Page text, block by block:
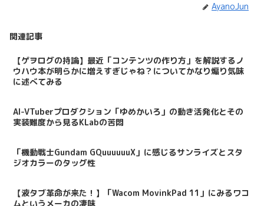
AyanoJun
関連記事
【ゲヲログの持論】最近「コンテンツの作り方」を解説するノ
ウハウ本が明らかに増えすぎじゃね？についてかなり煽り気味
に述べてみる
AI-VTuberプロダクション「ゆめかいろ」の動き活発化とその
実装難度から見るKLabの苦悶
「機動戦士Gundam GQuuuuuuX」に感じるサンライズとスタ
ジオカラーのタッグ性
【液タブ革命が来た！】「Wacom MovinkPad 11」にみるワコ
ムというメーカの凄味